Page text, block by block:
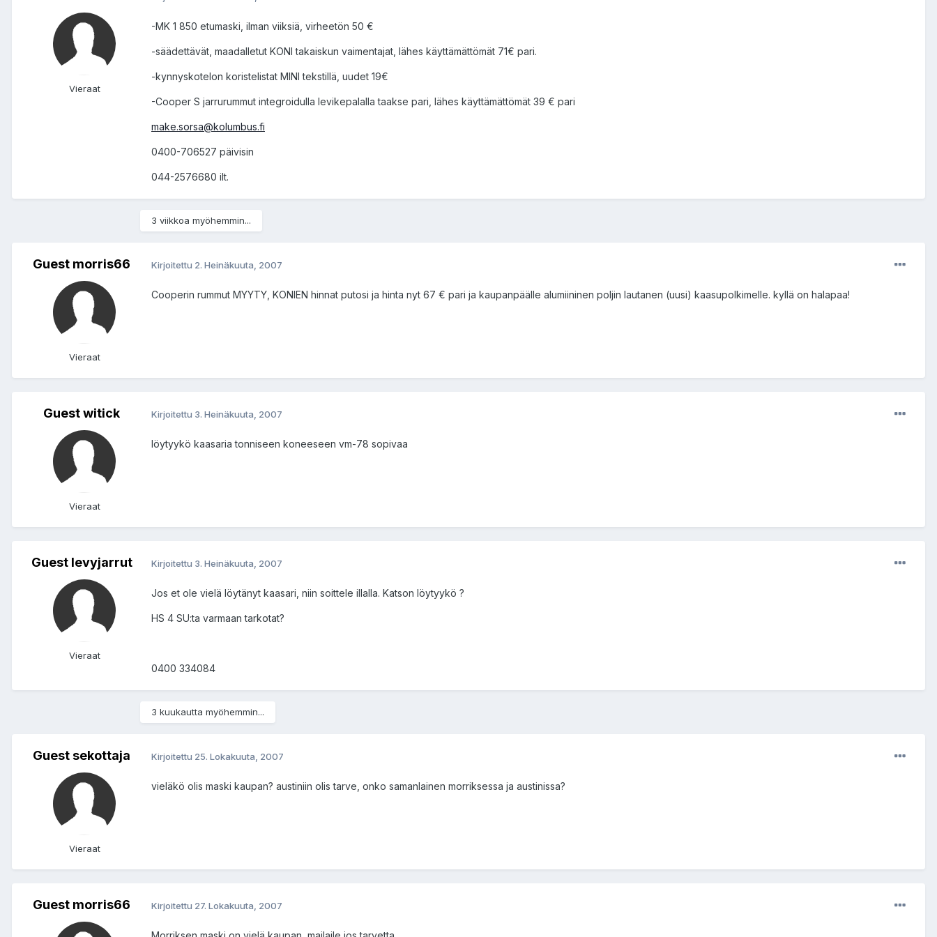
Vieraat
-MK 1 850 etumaski, ilman viiksiä, virheetön 50 €
-säädettävät, maadalletut KONI takaiskun vaimentajat, lähes käyttämättömät 71€ pari.
-kynnyskotelon koristelistat MINI tekstillä, uudet 19€
-Cooper S jarrurummut integroidulla levikepalalla taakse pari, lähes käyttämättömät 39 € pari
make.sorsa@kolumbus.fi
0400-706527 päivisin
044-2576680 ilt.
3 viikkoa myöhemmin...
Guest morris66
Vieraat
Kirjoitettu 2. Heinäkuuta, 2007
Cooperin rummut MYYTY, KONIEN hinnat putosi ja hinta nyt 67 € pari ja kaupanpäälle alumiininen poljin lautanen (uusi) kaasupolkimelle. kyllä on halapaa!
Guest witick
Vieraat
Kirjoitettu 3. Heinäkuuta, 2007
löytyykö kaasaria tonniseen koneeseen vm-78 sopivaa
Guest levyjarrut
Vieraat
Kirjoitettu 3. Heinäkuuta, 2007
Jos et ole vielä löytänyt kaasari, niin soittele illalla. Katson löytyykö ?
HS 4 SU:ta varmaan tarkotat?
0400 334084
3 kuukautta myöhemmin...
Guest sekottaja
Vieraat
Kirjoitettu 25. Lokakuuta, 2007
vieläkö olis maski kaupan? austiniin olis tarve, onko samanlainen morriksessa ja austinissa?
Guest morris66 Kirjoitettu 27. Lokakuuta, 2007